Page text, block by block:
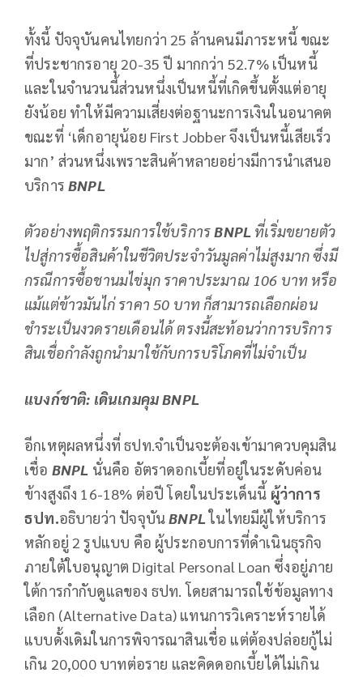
ทั้งนี้ ปัจจุบันคนไทยกว่า 25 ล้านคนมีภาระหนี้ ขณะ
ที่ประชากรอายุ 20-35 ปี มากกว่า 52.7% เป็นหนี้
และในจำนวนนี้ส่วนหนึ่งเป็นหนี้ที่เกิดขึ้นตั้งแต่อายุ
ยังน้อย ทำให้มีความเสี่ยงต่อฐานะการเงินในอนาคต
ขณะที่ ‘เด็กอายุน้อย First Jobber จึงเป็นหนี้เสียเร็ว
มาก’ ส่วนหนึ่งเพราะสินค้าหลายอย่างมีการนำเสนอ
บริการBNPL
ตัวอย่างพฤติกรรมการใช้บริการBNPL ที่เริ่มขยายตัว
ไปสู่การซื้อสินค้าในชีวิตประจำวันมูลค่าไม่สูงมาก ซึ่งมี
กรณีการซื้อชานมไข่มุก ราคาประมาณ 106 บาท หรือ
แม้แต่ข้าวมันไก่ ราคา 50 บาท ก็สามารถเลือกผ่อน
ชำระเป็นงวดรายเดือนได้ ตรงนี้สะท้อนว่าการบริการ
สินเชื่อกำลังถูกนำมาใช้กับการบริโภคที่ไม่จำเป็น
แบงก์ชาติ: เดินเกมคุมBNPL
อีกเหตุผลหนึ่งที่ ธปท.จำเป็นจะต้องเข้ามาควบคุมสิน
เชื่อ BNPL นั่นคือ อัตราดอกเบี้ยที่อยู่ในระดับค่อน
ข้างสูงถึง 16-18% ต่อปี โดยในประเด็นนี้ ผู้ว่าการ
ธปท.อธิบายว่า ปัจจุบันBNPLในไทยมีผู้ให้บริการ
หลักอยู่ 2 รูปแบบ คือ ผู้ประกอบการที่ดำเนินธุรกิจ
ภายใต้ใบอนุญาต Digital Personal Loan ซึ่งอยู่ภาย
ใต้การกำกับดูแลของ ธปท. โดยสามารถใช้ข้อมูลทาง
เลือก (Alternative Data) แทนการวิเคราะห์รายได้
แบบดั้งเดิมในการพิจารณาสินเชื่อ แต่ต้องปล่อยกู้ไม่
เกิน 20,000 บาทต่อราย และคิดดอกเบี้ยได้ไม่เกิน